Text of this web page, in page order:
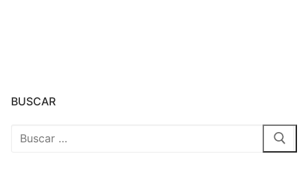
BUSCAR